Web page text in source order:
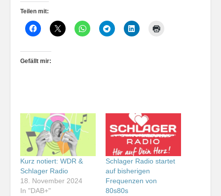
Teilen mit:
Gefällt mir:
Kurz notiert: WDR &
Schlager Radio
18. November 2024
In "DAB+"
Schlager Radio startet
auf bisherigen
Frequenzen von
80s80s